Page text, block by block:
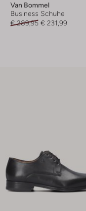
Van Bommel
Business Schuhe
€ 289,95 € 231,99